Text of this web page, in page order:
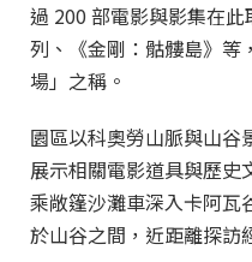
過 200 部電影與影集在
列、《金剛：骷髏島》等
場」之稱。
園區以科奧勞山脈與山谷
展示相關電影道具與歷史
乘敞篷沙灘車深入卡阿瓦
於山谷之間，近距離探訪